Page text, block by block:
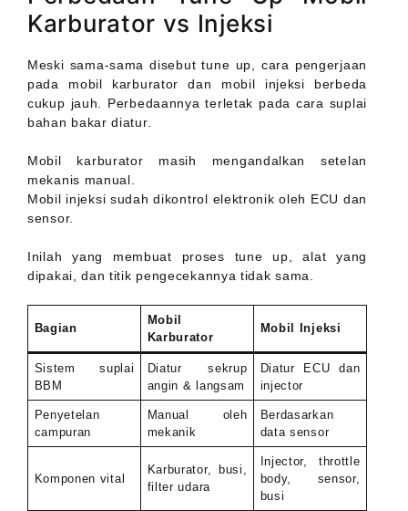
Karburator vs Injeksi
Meski sama-sama disebut tune up, cara pengerjaan
pada mobil karburator dan mobil injeksi berbeda
cukup jauh. Perbedaannya terletak pada cara suplai
bahan bakar diatur.
Mobil karburator masih mengandalkan setelan
mekanis manual.
Mobil injeksi sudah dikontrol elektronik oleh ECU dan
sensor.
Inilah yang membuat proses tune up, alat yang
dipakai, dan titik pengecekannya tidak sama.
Bagian
Mobil
Karburator
Mobil Injeksi
Sistem suplai
BBM
Diatur sekrup
angin & langsam
Diatur ECU dan
injector
Penyetelan
campuran
Manual oleh
mekanik
Berdasarkan
data sensor
Komponen vital
Karburator, busi,
filter udara
Injector, throttle
body, sensor,
busi